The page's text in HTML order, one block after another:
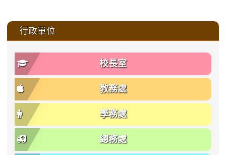
::: 行政單位
校長室
教務處
學務處
總務處